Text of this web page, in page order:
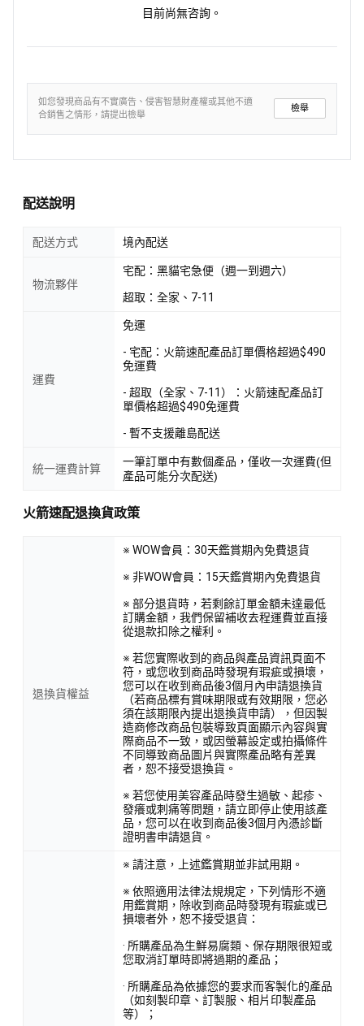
目前尚無咨詢。
如您發現商品有不實廣告、侵害智慧財產權或其他不適
合銷售之情形，請提出檢舉
檢舉
配送說明
配送方式 境內配送
物流夥伴
宅配：黑貓宅急便（週一到週六）
超取：全家、7-11
運費
免運
- 宅配：火箭速配產品訂單價格超過$490
免運費
- 超取（全家、7-11）：火箭速配產品訂
單價格超過$490免運費
- 暫不支援離島配送
統一運費計算
一筆訂單中有數個產品，僅收一次運費(但
產品可能分次配送)
火箭速配退換貨政策
退換貨權益
※ WOW會員：30天鑑賞期內免費退貨
※ 非WOW會員：15天鑑賞期內免費退貨
※ 部分退貨時，若剩餘訂單金額未達最低
訂購金額，我們保留補收去程運費並直接
從退款扣除之權利。
※ 若您實際收到的商品與產品資訊頁面不
符，或您收到商品時發現有瑕疵或損壞，
您可以在收到商品後3個月內申請退換貨
（若商品標有賞味期限或有效期限，您必
須在該期限內提出退換貨申請），但因製
造商修改商品包裝導致頁面顯示內容與實
際商品不一致，或因螢幕設定或拍攝條件
不同導致商品圖片與實際產品略有差異
者，恕不接受退換貨。
※ 若您使用美容產品時發生過敏、起疹、
發癢或刺痛等問題，請立即停止使用該產
品，您可以在收到商品後3個月內憑診斷
證明書申請退貨。
※ 請注意，上述鑑賞期並非試用期。
※ 依照適用法律法規規定，下列情形不適
用鑑賞期，除收到商品時發現有瑕疵或已
損壞者外，恕不接受退貨：
· 所購產品為生鮮易腐類、保存期限很短或
您取消訂單時即將過期的產品；
· 所購產品為依據您的要求而客製化的產品
（如刻製印章、訂製服、相片印製產品
等）；